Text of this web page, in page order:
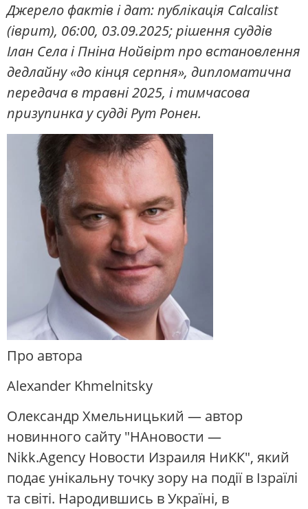
Джерело фактів і дат: публікація Calcalist
(іврит), 06:00, 03.09.2025; рішення суддів
Ілан Села і Пніна Нойвірт про встановлення
дедлайну «до кінця серпня», дипломатична
передача в травні 2025, і тимчасова
призупинка у судді Рут Ронен.
Про автора
Alexander Khmelnitsky
Олександр Хмельницький — автор
новинного сайту "НАновости —
Nikk.Agency Новости Израиля НиКК", який
подає унікальну точку зору на події в Ізраїлі
та світі. Народившись в Україні, в